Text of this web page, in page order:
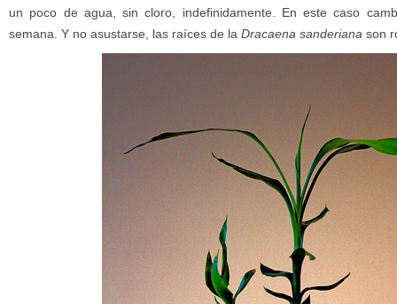
un poco de agua, sin cloro, indefinidamente. En este caso
semana. Y no asustarse, las raíces de la Dracaena sanderiana son